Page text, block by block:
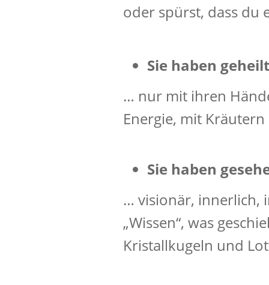
oder spürst, dass du
Sie haben geheilt
… nur mit ihren
Energie, mit
Sie haben
… visionär, innerlich,
„Wissen“, was
Kristallkugeln und